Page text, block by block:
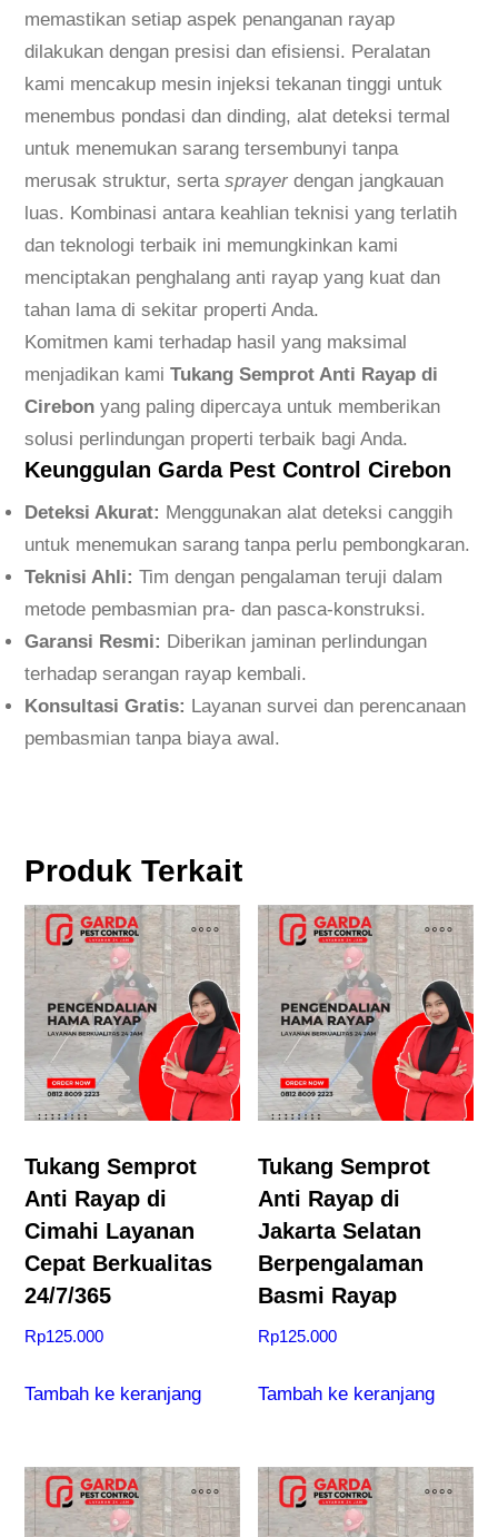
a
y
a
p
d
i
C
i
r
e
b
o
n
B
e
r
e
g
l
P
e
r
a
l
a
n
e
n
g
k
a
p
memastikan setiap aspek penanganan rayap
dilakukan dengan presisi dan efisiensi. Peralatan
kami mencakup mesin injeksi tekanan tinggi untuk
menembus pondasi dan dinding, alat deteksi termal
untuk menemukan sarang tersembunyi tanpa
merusak struktur, sertasprayer dengan jangkauan
luas. Kombinasi antara keahlian teknisi yang terlatih
dan teknologi terbaik ini memungkinkan kami
menciptakan penghalang anti rayap yang kuat dan
tahan lama di sekitar properti Anda.
Komitmen kami terhadap hasil yang maksimal
menjadikan kamiTukang Semprot Anti Rayap di
Cirebonyang paling dipercaya untuk memberikan
solusi perlindungan properti terbaik bagi Anda.
Keunggulan Garda Pest Control Cirebon
Deteksi Akurat: Menggunakan alat deteksi canggih
untuk menemukan sarang tanpa perlu pembongkaran.
Teknisi Ahli: Tim dengan pengalaman teruji dalam
metode pembasmian pra- dan pasca-konstruksi.
Garansi Resmi: Diberikan jaminan perlindungan
terhadap serangan rayap kembali.
Konsultasi Gratis: Layanan survei dan perencanaan
pembasmian tanpa biaya awal.
Produk Terkait
Tukang Semprot
Anti Rayap di
Cimahi Layanan
Cepat Berkualitas
24/7/365
Rp125.000
Tambah ke keranjang
Tukang Semprot
Anti Rayap di
Jakarta Selatan
Berpengalaman
Basmi Rayap
Rp125.000
Tambah ke keranjang